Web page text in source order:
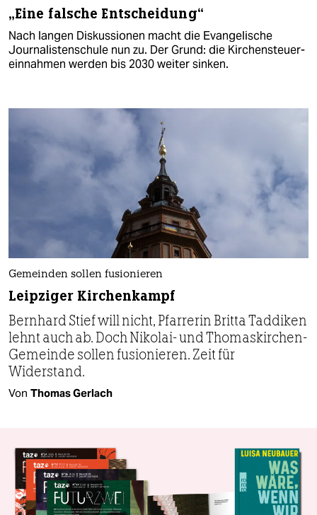
„Eine falsche Entscheidung“
Nach langen Diskussionen macht die Evangelische
Journalistenschule nun zu. Der Grund: die Kirchensteuer­
einnahmen werden bis 2030 weiter sinken.
Gemeinden sollen fusionieren
Leipziger Kirchenkampf
Bernhard Stief will nicht, Pfarrerin Britta Taddiken
lehnt auch ab. Doch Nikolai- und Thomaskirchen-
Gemeinde sollen fusionieren. Zeit für
Widerstand.
Von Thomas Gerlach